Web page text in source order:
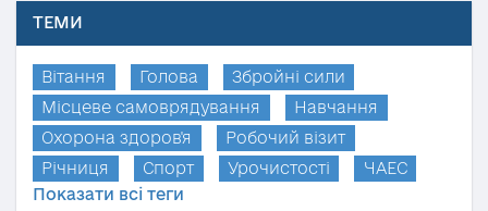
ТЕМИ
Вітання Голова
Збройні сили
Місцеве самоврядування
Навчання
Охорона здоров'я
Робочий візит
Річниця
Спорт Урочистості
ЧАЕС
Показати всі теги